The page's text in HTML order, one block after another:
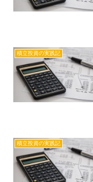
積立投資の実践記
積立投資の実践記